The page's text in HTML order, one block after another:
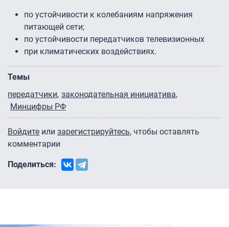
по устойчивости к колебаниям напряжения
питающей сети;
по устойчивости передатчиков телевизионных
‎при климатических воздействиях.
Темы
передатчики законодательная инициатива
Минцифры РФ
Войдите или зарегистрируйтесь, чтобы оставлять
комментарии
Поделиться: